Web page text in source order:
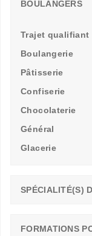
BOULANGERS
Trajet qualifiant
Boulangerie
Pâtisserie
Confiserie
Chocolaterie
Général
Glacerie
SPÉCIALITÉ(S)
FORMATIONS